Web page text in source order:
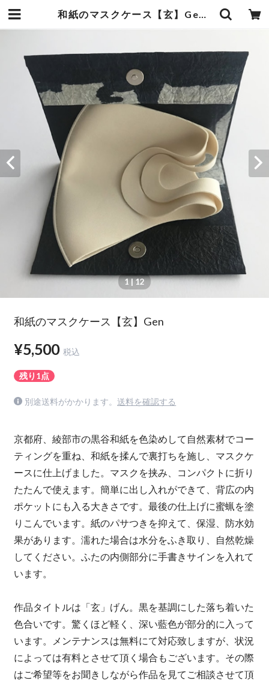
和紙のマスクケース【玄】Gen | 暮らしの中の和紙のかたち
1| 12
和紙のマスクケース【玄】Gen
¥5,500 税込
残り1点
別途送料がかかります。 送料を確認する
京都府、綾部市の黒谷和紙を色染めして自然素材でコー
ティングを重ね、和紙を揉んで裏打ちを施し、マスクケ
ースに仕上げました。マスクを挟み、コンパクトに折り
たたんで使えます。簡単に出し入れができて、背広の内
ポケットにも入る大きさです。最後の仕上げに蜜蝋を塗
りこんでいます。紙のパサつきを抑えて、保湿、防水効
果があります。濡れた場合は水分をふき取り、自然乾燥
してください。ふたの内側部分に手書きサインを入れて
います。
作品タイトルは「玄」げん。黒を基調にした落ち着いた
色合いです。驚くほど軽く、深い藍色が部分的に入って
います。メンテナンスは無料にて対応致しますが、状況
によっては有料とさせて頂く場合もございます。その際
はご希望等をお聞きしながら作品を見てご相談させて頂